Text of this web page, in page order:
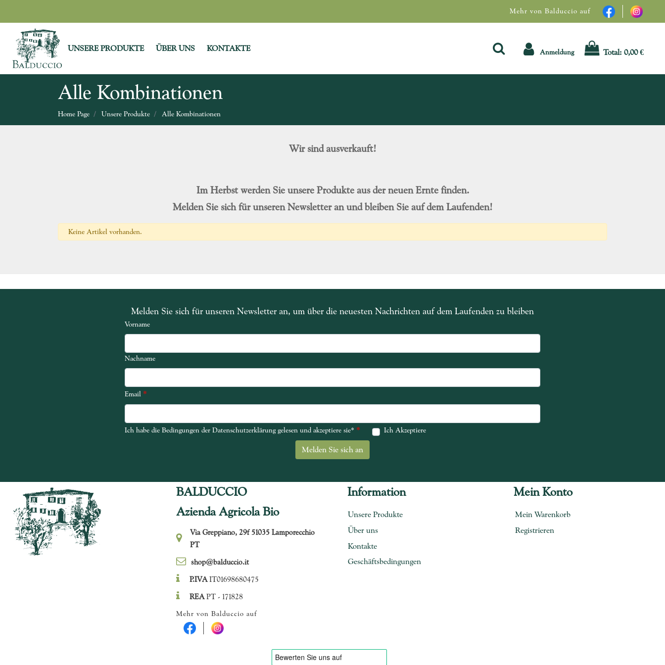
Mehr von Balduccio auf
UNSERE PRODUKTE ÜBER UNS KONTAKTE Anmeldung Total: 0,00 €
Alle Kombinationen
Home Page Unsere Produkte Alle Kombinationen
Wir sind ausverkauft!
Im Herbst werden Sie unsere Produkte aus der neuen Ernte finden.
Melden Sie sich für unseren Newsletter an und bleiben Sie auf dem Laufenden!
Keine Artikel vorhanden.
Melden Sie sich für unseren Newsletter an, um über die neuesten Nachrichten auf dem Laufenden zu bleiben
Vorname
Nachname
Email *
Ich habe die Bedingungen der Datenschutzerklärung gelesen und akzeptiere sie* *
Ich habe die Bedingungen der Datenschutzerklärung gelesen und akzeptiere sie* * Ich Akzeptiere
BALDUCCIO
Azienda Agricola Bio
Via Greppiano, 29f 51035 Lamporecchio
PT
shop@balduccio.it
P.IVA IT01698680475
REA PT - 171828
Mehr von Balduccio auf
Information
Unsere Produkte
Über uns
Kontakte
Geschäftsbedingungen
Mein Konto
Mein Warenkorb
Registrieren